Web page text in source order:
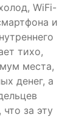
WiFi-
и
тихо,
места,
денег, а
за эту